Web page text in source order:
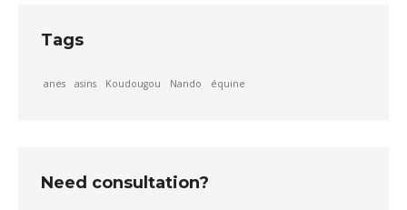
Tags
anes asins Koudougou Nando équine
Need consultation?